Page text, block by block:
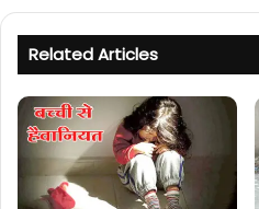
Related Articles